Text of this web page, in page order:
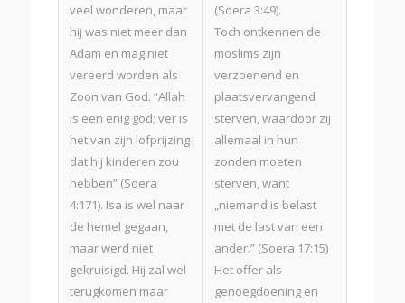
veel wonderen, maar
hij was niet meer dan
Adam en mag niet
vereerd worden als
Zoon van God. “Allah
is een enig god; ver is
het van zijn lofprijzing
dat hij kinderen zou
hebben” (Soera
4:171). Isa is wel naar
de hemel gegaan,
maar werd niet
gekruisigd. Hij zal wel
terugkomen maar
(Soera 3:49).
Toch ontkennen de
moslims zijn
verzoenend en
plaatsvervangend
sterven, waardoor zij
allemaal in hun
zonden moeten
sterven, want
„niemand is belast
met de last van een
ander.” (Soera 17:15)
Het offer als
genoegdoening en